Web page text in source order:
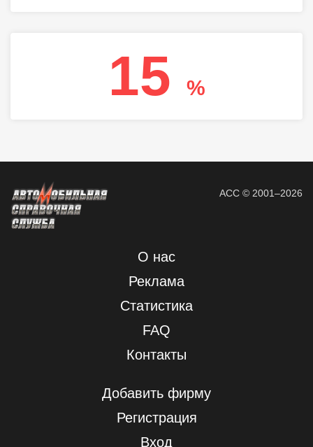
15 %
АСС © 2001–2026
О нас
Реклама
Статистика
FAQ
Контакты
Добавить фирму
Регистрация
Вход